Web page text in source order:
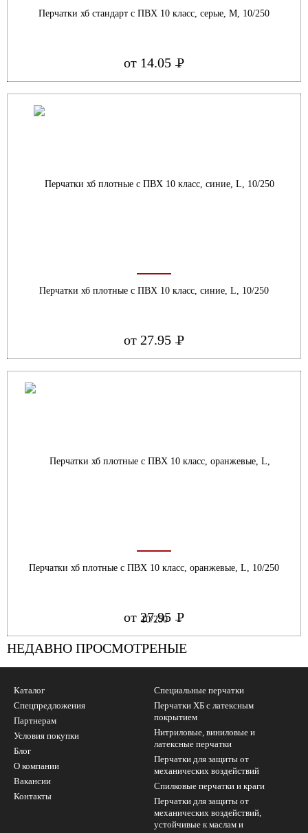
Перчатки хб стандарт с ПВХ 10 класс, серые, М, 10/250
от 14.05 Р
УБ.
Перчатки хб плотные с ПВХ 10 класс, синие, L, 10/250
от 27.95 Р
УБ.
Перчатки хб плотные с ПВХ 10 класс, оранжевые, L, 10/250
от 27.95 Р
УБ.
НЕДАВНО ПРОСМОТРЕНЫЕ
Каталог
Спецпредложения
Партнерам
Условия покупки
Блог
О компании
Вакансии
Контакты
Специальные перчатки
Перчатки ХБ с латексным
покрытием
Нитриловые, виниловые и
латексные перчатки
Перчатки для защиты от
механических воздействий
Cпилковые перчатки и краги
Перчатки для защиты от
механических воздействий,
устойчивые к маслам и